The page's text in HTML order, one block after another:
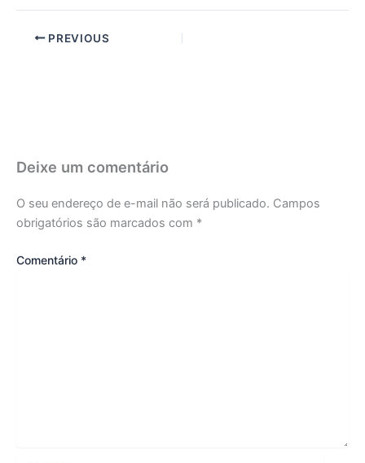
PREVIOUS
Deixe um comentário
O seu endereço de e-mail não será publicado. Campos
obrigatórios são marcados com *
Comentário *